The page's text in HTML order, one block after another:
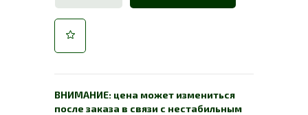
ВНИМАНИЕ: цена может измениться
после заказа в связи с нестабильным